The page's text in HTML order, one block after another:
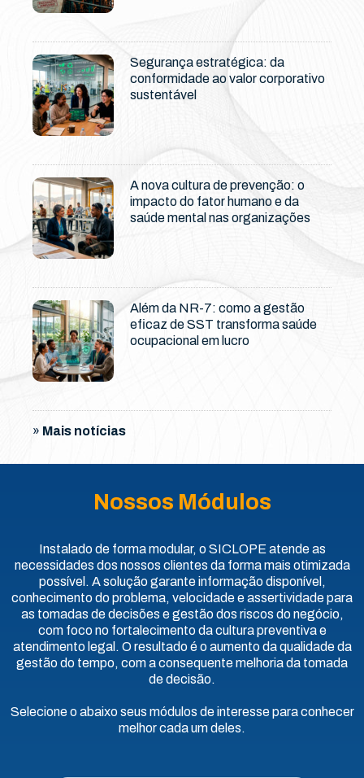
Segurança estratégica: da
conformidade ao valor corporativo
sustentável
A nova cultura de prevenção: o
impacto do fator humano e da
saúde mental nas organizações
Além da NR-7: como a gestão
eficaz de SST transforma saúde
ocupacional em lucro
» Mais notícias
Nossos Módulos
Instalado de forma modular, o SICLOPE atende as
necessidades dos nossos clientes da forma mais otimizada
possível. A solução garante informação disponível,
conhecimento do problema, velocidade e assertividade para
as tomadas de decisões e gestão dos riscos do negócio,
com foco no fortalecimento da cultura preventiva e
atendimento legal. O resultado é o aumento da qualidade da
gestão do tempo, com a consequente melhoria da tomada
de decisão.
Selecione o abaixo seus módulos de interesse para conhecer
melhor cada um deles.